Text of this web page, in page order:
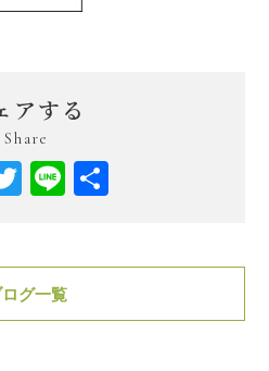
アする
Share
Twitter
Line
グ一覧